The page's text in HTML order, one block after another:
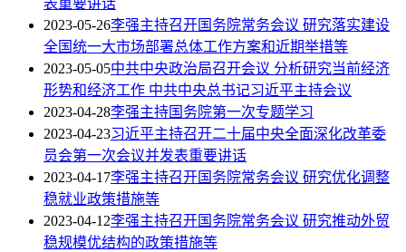
表重要讲话
2023-05-26李强主持召开国务院常务会议 研究落实建设
全国统一大市场部署总体工作方案和近期举措等
2023-05-05中共中央政治局召开会议 分析研究当前经济
形势和经济工作 中共中央总书记习近平主持会议
2023-04-28李强主持国务院第一次专题学习
2023-04-23习近平主持召开二十届中央全面深化改革委
员会第一次会议并发表重要讲话
2023-04-17李强主持召开国务院常务会议 研究优化调整
稳就业政策措施等
2023-04-12李强主持召开国务院常务会议 研究推动外贸
稳规模优结构的政策措施等